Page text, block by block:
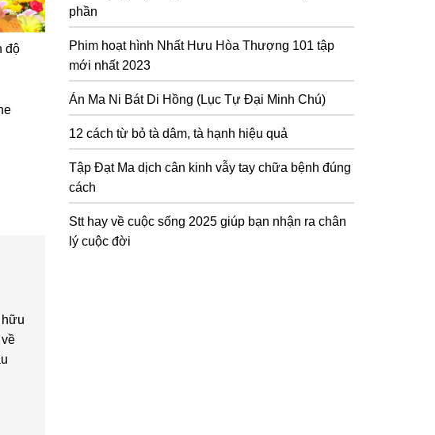
độ
phần
Phim hoạt hình Nhất Hưu Hòa Thượng 101 tập
mới nhất 2023
Án Ma Ni Bát Di Hồng (Lục Tự Đại Minh Chú)
12 cách từ bỏ tà dâm, tà hạnh hiệu quả
Tập Đạt Ma dịch cân kinh vẫy tay chữa bệnh đúng
cách
Stt hay về cuộc sống 2025 giúp bạn nhận ra chân
lý cuộc đời